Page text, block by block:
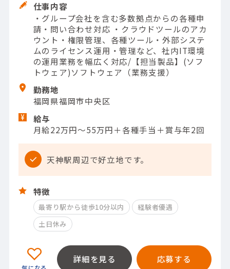
仕事内容
・グループ会社を含む多数拠点からの各種申
請・問い合わせ対応 ・クラウドツールのアカ
ウント・権限管理、各種ツール・外部システ
ムのライセンス運用・管理など、社内IT環境
の運用業務を幅広く対応/【担当製品】(ソフ
トウェア)ソフトウェア（業務支援）
勤務地
福岡県福岡市中央区
給与
月給22万円～55万円＋各種手当＋賞与年2回
天神駅周辺で好立地です。
特徴
最寄り駅から徒歩10分以内
経験者優遇
土日休み
詳細を見る 応募する